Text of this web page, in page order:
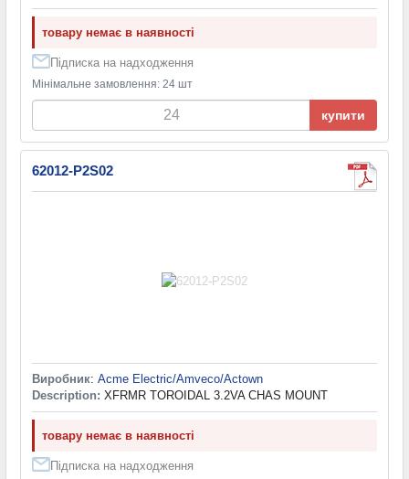
товару немає в наявності
Підписка на надходження
Мінімальне замовлення: 24 шт
купити
62012-P2S02
Виробник: Acme Electric/Amveco/Actown
Description: XFRMR TOROIDAL 3.2VA CHAS MOUNT
товару немає в наявності
Підписка на надходження